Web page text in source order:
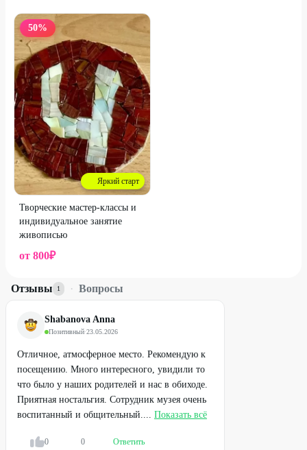
50%
Яркий старт
Творческие мастер-классы и
индивидуальное занятие
живописью
от 800₽
Отзывы 1 · Вопросы
Shabanova Anna
Позитивный·23.05.2026
Отличное, атмосферное место. Рекомендую к
посещению. Много интересного, увидили то
что было у наших родителей и нас в обиходе.
Приятная ностальгия. Сотрудник музея очень
воспитанный и общительный.... Показать всё
0 0 Ответить